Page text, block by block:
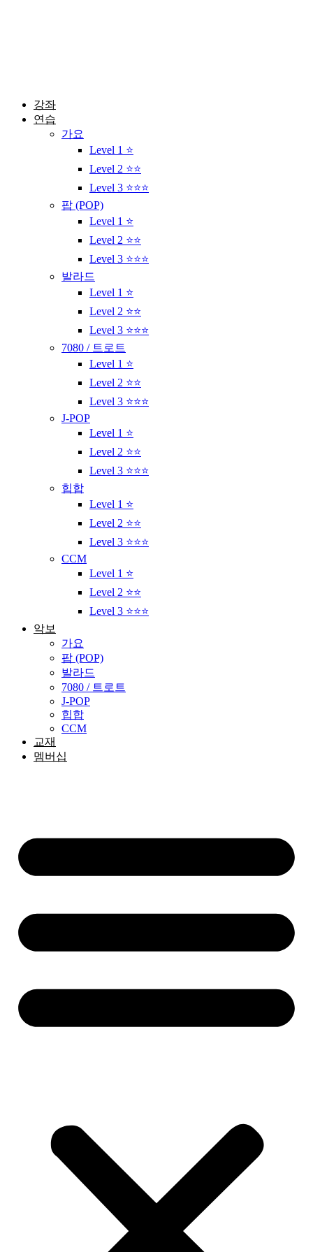
강좌
연습
가요
Level 1 ⭐
Level 2 ⭐⭐
Level 3 ⭐⭐⭐
팝 (POP)
Level 1 ⭐
Level 2 ⭐⭐
Level 3 ⭐⭐⭐
발라드
Level 1 ⭐
Level 2 ⭐⭐
Level 3 ⭐⭐⭐
7080 / 트로트
Level 1 ⭐
Level 2 ⭐⭐
Level 3 ⭐⭐⭐
J-POP
Level 1 ⭐
Level 2 ⭐⭐
Level 3 ⭐⭐⭐
힙합
Level 1 ⭐
Level 2 ⭐⭐
Level 3 ⭐⭐⭐
CCM
Level 1 ⭐
Level 2 ⭐⭐
Level 3 ⭐⭐⭐
악보
가요
팝 (POP)
발라드
7080 / 트로트
J-POP
힙합
CCM
교재
멤버십